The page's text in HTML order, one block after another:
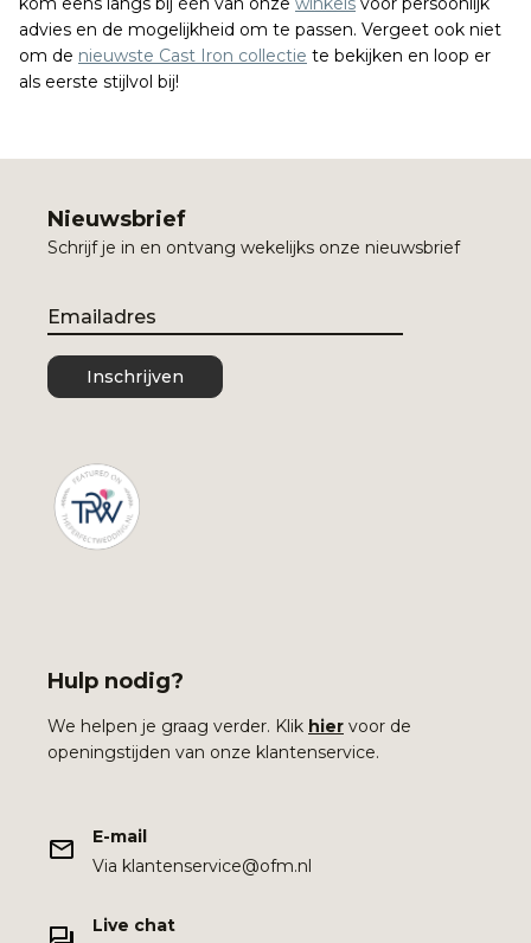
advies en de mogelijkheid om te passen. Vergeet ook niet
om de nieuwste Cast Iron collectie te bekijken en loop er
als eerste stijlvol bij!
Nieuwsbrief
Schrijf je in en ontvang wekelijks onze nieuwsbrief
Email
Inschrijven
Hulp nodig?
We helpen je graag verder. Klik hier voor de
openingstijden van onze klantenservice.
E-mail
Via klantenservice@ofm.nl
Live chat